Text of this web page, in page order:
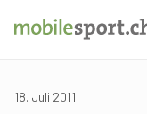
18. Juli 2011